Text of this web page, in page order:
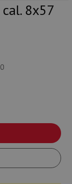
8x57